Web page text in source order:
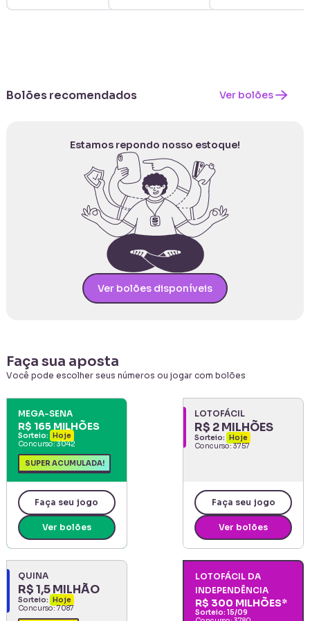
Bolões recomendados Ver bolões
Estamos repondo nosso estoque!
Ver bolões disponíveis
Faça sua aposta
Você pode escolher seus números ou jogar com bolões
MEGA-SENA
R$ 165 MILHÕES
Sorteio: Hoje
Concurso:3042
SUPER ACUMULADA!
Faça seu jogo
Ver bolões
LOTOFÁCIL
R$ 2 MILHÕES
Sorteio: Hoje
Concurso:3757
Faça seu jogo
Ver bolões
QUINA
R$ 1,5 MILHÃO
Sorteio:
Hoje
Concurso:7087
LOTOFÁCIL DA
INDEPENDÊNCIA
R$ 300 MILHÕES*
Sorteio:15/09